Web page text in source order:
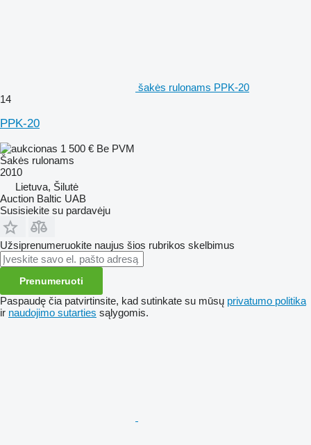
šakės rulonams PPK-20
14
PPK-20
1 500 € Be PVM
Šakės rulonams
2010
Lietuva, Šilutė
Auction Baltic UAB
Susisiekite su pardavėju
Užsiprenumeruokite naujus šios rubrikos skelbimus
Prenumeruoti
Paspaudę čia patvirtinsite, kad sutinkate su mūsų privatumo politika
ir naudojimo sutarties sąlygomis.